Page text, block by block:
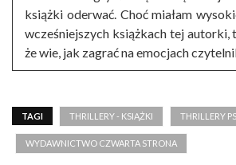
książki oderwać. Choć miałam
wcześniejszych książkach tej autorki,
że wie, jak zagrać na emocjach
TAGI THRILLERY - KSIĄŻKI THRILLERY
WYDAWNICTWO CZWARTA STRONA